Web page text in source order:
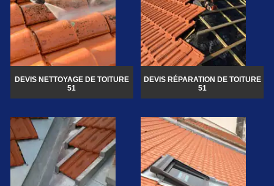
DEVIS NETTOYAGE DE TOITURE
51
DEVIS RÉPARATION DE TOITURE
51